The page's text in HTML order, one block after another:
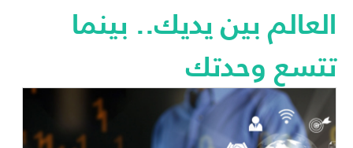
العالم بين يديك.. بينما
تتسع وحدتك